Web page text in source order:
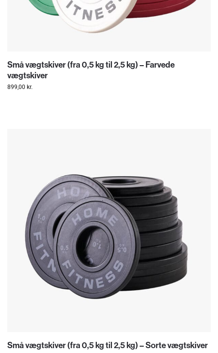
Små vægtskiver (fra 0,5 kg til 2,5 kg) – Farvede
vægtskiver
899,00 kr.
Små vægtskiver (fra 0,5 kg til 2,5 kg) – Sorte vægtskiver